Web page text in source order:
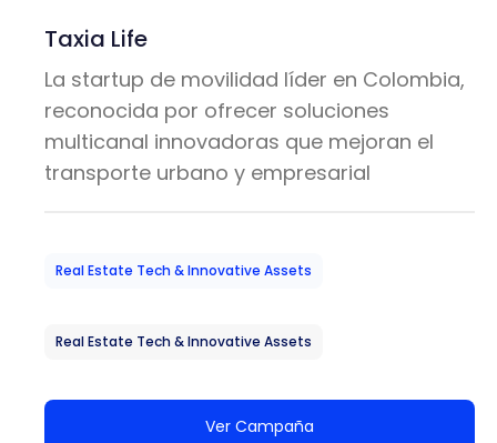
Taxia Life
La startup de movilidad líder en Colombia,
reconocida por ofrecer soluciones
multicanal innovadoras que mejoran el
transporte urbano y empresarial
Real Estate Tech & Innovative Assets
Real Estate Tech & Innovative Assets
Ver Campaña